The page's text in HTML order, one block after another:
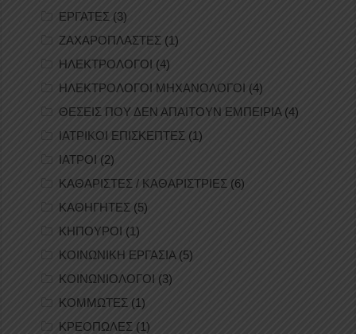
ΕΡΓΑΤΕΣ (3)
ΖΑΧΑΡΟΠΛΑΣΤΕΣ (1)
ΗΛΕΚΤΡΟΛΟΓΟΙ (4)
ΗΛΕΚΤΡΟΛΟΓΟΙ ΜΗΧΑΝΟΛΟΓΟΙ (4)
ΘΕΣΕΙΣ ΠΟΥ ΔΕΝ ΑΠΑΙΤΟΥΝ ΕΜΠΕΙΡΙΑ(4)
ΙΑΤΡΙΚΟΙ ΕΠΙΣΚΕΠΤΕΣ (1)
ΙΑΤΡΟΙ (2)
ΚΑΘΑΡΙΣΤΕΣ / ΚΑΘΑΡΙΣΤΡΙΕΣ (6)
ΚΑΘΗΓΗΤΕΣ (5)
ΚΗΠΟΥΡΟΙ (1)
ΚΟΙΝΩΝΙΚΗ ΕΡΓΑΣΙΑ(5)
ΚΟΙΝΩΝΙΟΛΟΓΟΙ (3)
ΚΟΜΜΩΤΕΣ (1)
ΚΡΕΟΠΩΛΕΣ (1)